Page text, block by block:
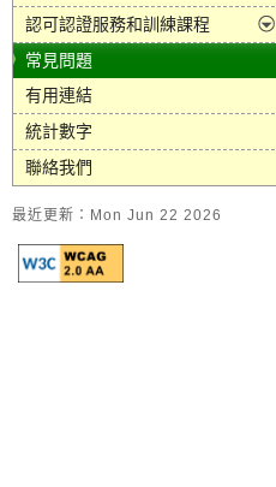
認可認證服務和訓練課程
常見問題
有用連結
統計數字
聯絡我們
最近更新：Mon Jun 22 2026